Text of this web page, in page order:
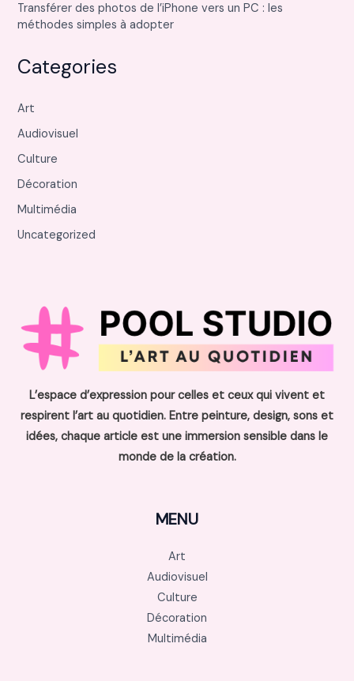
Transférer des photos de l’iPhone vers un PC : les
méthodes simples à adopter
Categories
Art
Audiovisuel
Culture
Décoration
Multimédia
Uncategorized
L’espace d’expression pour celles et ceux qui vivent et
respirent l’art au quotidien. Entre peinture, design, sons et
idées, chaque article est une immersion sensible dans le
monde de la création.
MENU
Art
Audiovisuel
Culture
Décoration
Multimédia